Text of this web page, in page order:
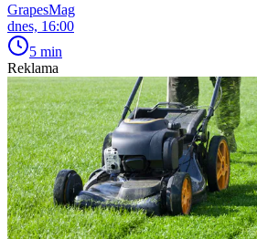
GrapesMag
dnes, 16:00
5 min
Reklama